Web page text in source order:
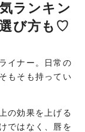
ランキン
び方も♡
イナー。日常の
もそも持ってい
の効果を上げる
ではなく、唇を